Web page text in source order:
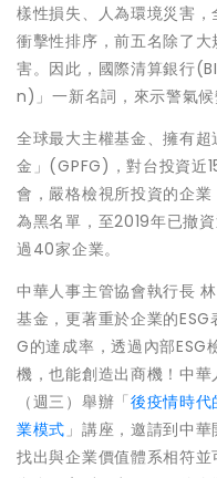
樣性損失、人為環境災害
衝擊性排序，前五名除了
害。因此，國際清算銀行
n)」一新名詞，來示警氣候
全球最大主權基金、擁有
金」(GPFG)，對台投資近
會，嚴格檢視所投資的企
為黑名單，至2019年已撤
過40家企業。
中華人事主管協會執行長
基金，更著重於企業的
G的達成率，透過內部ESG
機，也能創造出商機！中
（週三）舉辦「後疫情時
業模式 」講座，邀請到中
找出與企業價值體系相符